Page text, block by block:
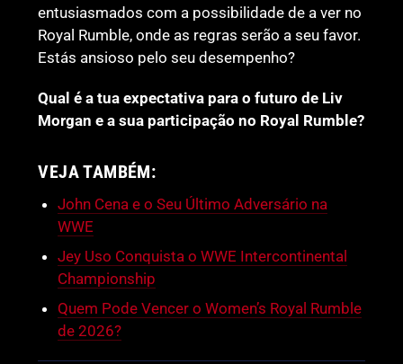
entusiasmados com a possibilidade de a ver no
Royal Rumble, onde as regras serão a seu favor.
Estás ansioso pelo seu desempenho?
Qual é a tua expectativa para o futuro de Liv
Morgan e a sua participação no Royal Rumble?
VEJA TAMBÉM:
John Cena e o Seu Último Adversário na
WWE
Jey Uso Conquista o WWE Intercontinental
Championship
Quem Pode Vencer o Women’s Royal Rumble
de 2026?